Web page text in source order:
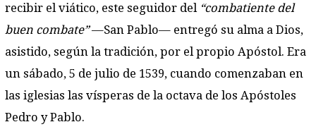
recibir el viático, este seguidor del “combatiente del
buen combate”—San Pablo— entregó su alma a Dios,
asistido, según la tradición, por el propio Apóstol. Era
un sábado, 5 de julio de 1539, cuando comenzaban en
las iglesias las vísperas de la octava de los Apóstoles
Pedro y Pablo.